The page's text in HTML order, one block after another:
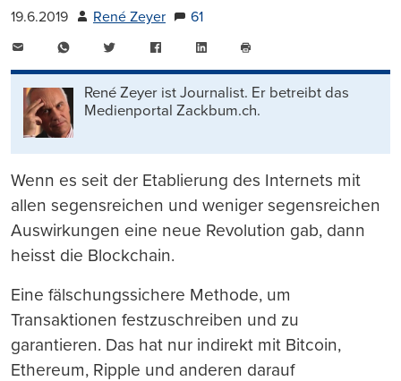
19.6.2019 René Zeyer
61
WhatsAppTwitter FacebookLinkedIn
drucken
René Zeyer ist Journalist. Er betreibt das
Medienportal Zackbum.ch.
Wenn es seit der Etablierung des Internets mit
allen segensreichen und weniger segensreichen
Auswirkungen eine neue Revolution gab, dann
heisst die Blockchain.
Eine fälschungssichere Methode, um
Transaktionen festzuschreiben und zu
garantieren. Das hat nur indirekt mit Bitcoin,
Ethereum, Ripple und anderen darauf